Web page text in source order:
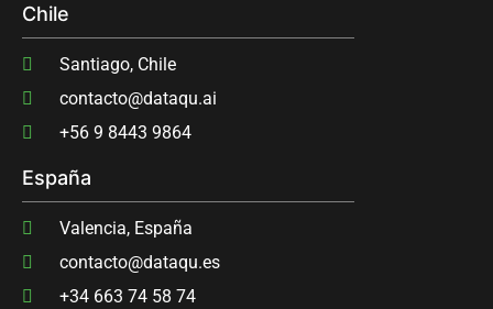
Chile
Santiago, Chile
contacto@dataqu.ai
‭+56 9 8443 9864‬
España
Valencia, España
contacto@dataqu.es
+34 663 74 58 74